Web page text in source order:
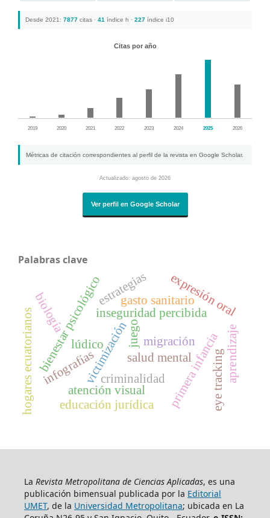
Desde 2021: 7877 citas · 41 índice h · 227 índice i10
Citas por año
2019 2020 2021 2022 2023 2024 2025 2026
Métricas de citación correspondientes al perfil de la revista en Google Scholar.
Actualizado: agosto de 2026
Ver perfil en Google Scholar
Palabras clave
criminalidad
salud mental
victimización
inseguridad percibida
bienestar psicológico primera infancia
expresión oral
eye tracking
atención visual
infografías
biología
educación jurídica
juego aprendizaje
estrategias
lúdico migración
gasto sanitario
hogares ecuatorianos
La Revista Metropolitana de Ciencias Aplicadas, es una
publicación bimensual publicada por la Editorial
UMET, de la Universidad Metropolitana; ubicada en La